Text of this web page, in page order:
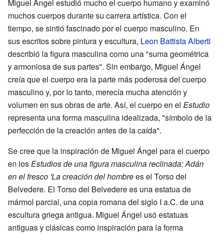
Miguel Ángel estudió mucho el cuerpo humano y examinó
muchos cuerpos durante su carrera artística. Con el
tiempo, se sintió fascinado por el cuerpo masculino. En
sus escritos sobre pintura y escultura, Leon Battista Alberti
describió la figura masculina como una "suma geométrica
y armoniosa de sus partes". Sin embargo, Miguel Ángel
creía que el cuerpo era la parte más poderosa del cuerpo
masculino y, por lo tanto, merecía mucha atención y
volumen en sus obras de arte. Así, el cuerpo en el Estudio
representa una forma masculina idealizada, "símbolo de la
perfección de la creación antes de la caída".
Se cree que la inspiración de Miguel Ángel para el cuerpo
en losEstudios de una figura masculina reclinada: Adán
en el fresco 'La creación del hombrees el Torso del
Belvedere. El Torso del Belvedere es una estatua de
mármol parcial, una copia romana del siglo I a.C. de una
escultura griega antigua. Miguel Ángel usó estatuas
antiguas y clásicas como inspiración para la forma